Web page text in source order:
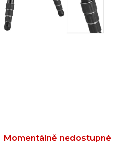
Momentálně nedostupné